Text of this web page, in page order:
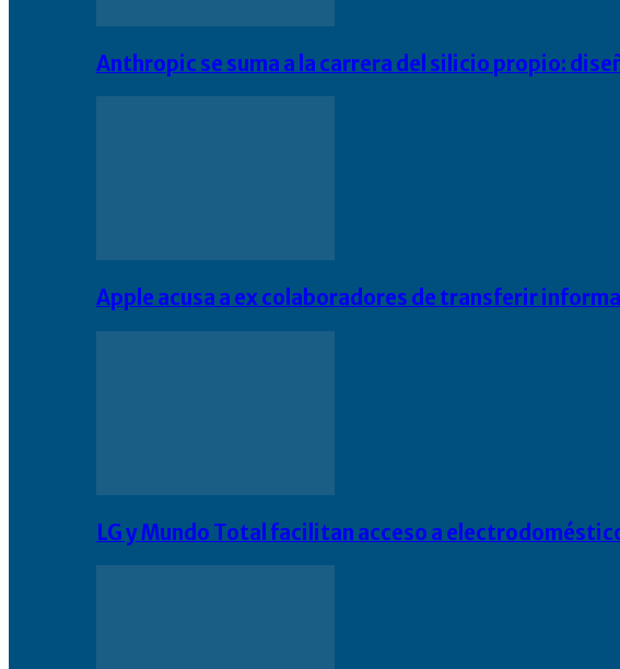
Anthropic se suma a la carrera del silicio propio:
Apple acusa a ex colaboradores de transferir
LG y Mundo Total facilitan acceso a